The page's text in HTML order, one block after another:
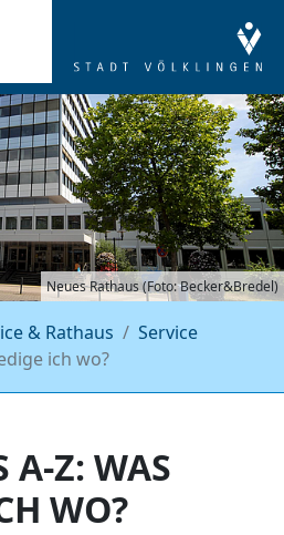
Neues Rathaus (Foto: Becker&Bredel)
& Rathaus
Service
ich wo?
A-Z: WAS
WO?